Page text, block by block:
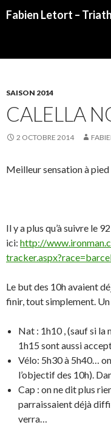
Fabien Letort –
SAISON 2014
CALELLA
2 OCTOBRE 2014
Meilleur sensation à
Il y a plus qu’à suivre le
ici: http://
Le but des 10h avaient
finir, tout simplement.
Nat : 1h10 , (sauf si la
1h15 sont aussi
Vélo: 5h30 à 5h40…
l’objectif des 10h).
Cap : on ne dit plus
parraissaient déjà
verra…